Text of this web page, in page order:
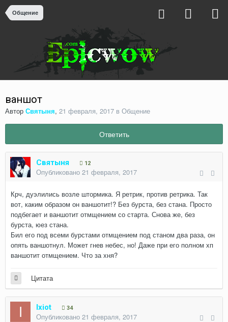
Общение
ваншот
Автор Святыня, 21 февраля, 2017 в Общение
Ответить
Святыня 12
Опубликовано 21 февраля, 2017
Крч, дуэлились возле штормика. Я ретрик, против ретрика. Так
вот, каким образом он ваншотит!? Без бурста, без стана. Просто
подбегает и ваншотит отмщением со старта. Снова же, без
бурста, юез стана.
Бил его под всеми бурстами отмщением под станом два раза, он
опять ваншотнул. Может гнев небес, но! Даже при его полном хп
ваншотит отмщением. Что за хня?
Цитата
Ixiot 34
Опубликовано 21 февраля, 2017